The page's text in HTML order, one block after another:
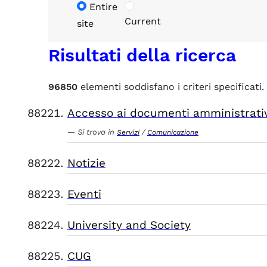
Entire
site
Current
Risultati della ricerca
96850 elementi soddisfano i criteri specificati.
Accesso ai documenti
Si trova in Servizi / Comunicazione
Notizie
Eventi
University and Society
CUG